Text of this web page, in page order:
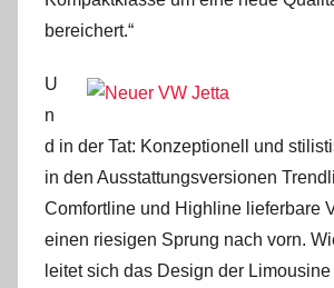
bereichert.“
U
n
d in der Tat: Konzeptionell und
in den Ausstattungsversionen
Comfortline und Highline lieferbare
einen riesigen Sprung nach vorn.
leitet sich das Design der